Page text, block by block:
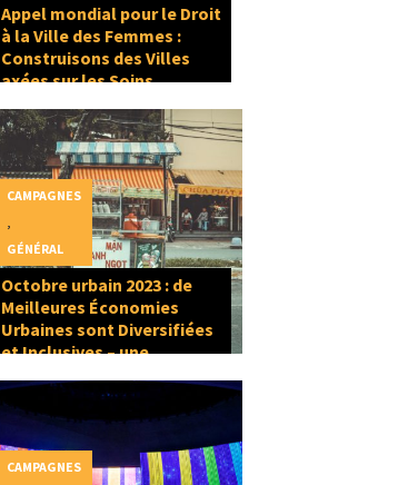
Appel mondial pour le Droit
à la Ville des Femmes :
Construisons des Villes
axées sur les Soins
Octobre urbain 2023 : de
Meilleures Économies
Urbaines sont Diversifiées
et Inclusives – une
Ville
CAMPAGNES
GÉNÉRAL
CAMPAGNES